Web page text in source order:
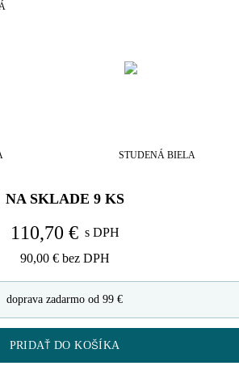
STUDENÁ BIELA
NA SKLADE 9 KS
110,70 € s DPH
90,00 € bez DPH
doprava zadarmo od 99 €
PRIDAŤ DO KOŠÍKA